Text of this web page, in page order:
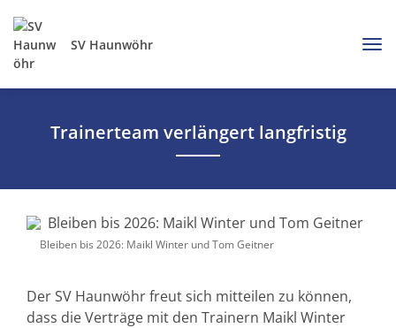
SV Haunwöhr
Trainerteam verlängert langfristig
Bleiben bis 2026: Maikl Winter und Tom Geitner
Der SV Haunwöhr freut sich mitteilen zu können,
dass die Verträge mit den Trainern Maikl Winter